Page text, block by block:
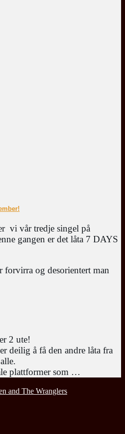
vi vår tredje singel på
gangen er det låta 7 DAYS
forvirra og desorientert man
2 ute!
deilig å få den andre låta fra
plattformer som …
and The Wranglers